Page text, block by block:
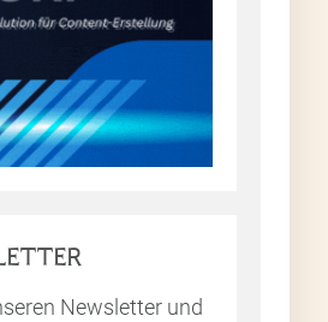
Newsletter und